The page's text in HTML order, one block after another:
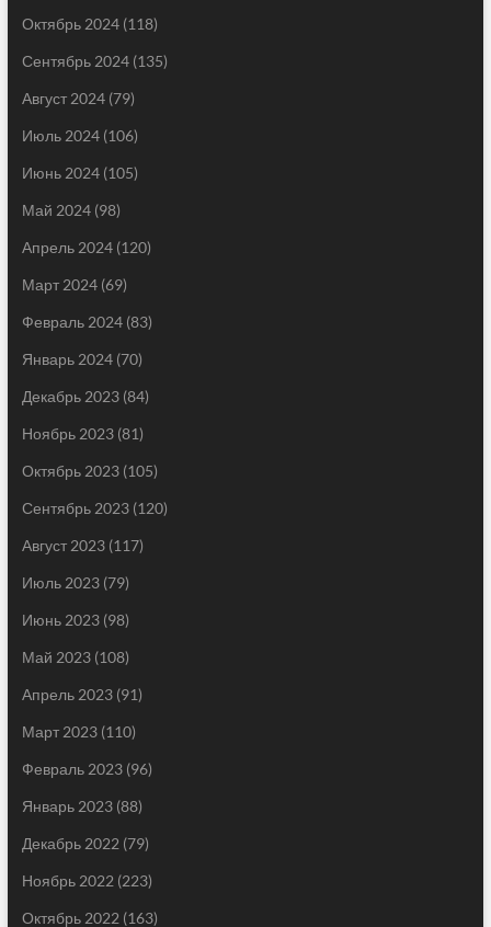
Октябрь 2024(118)
Сентябрь 2024(135)
Август 2024(79)
Июль 2024(106)
Июнь 2024(105)
Май 2024(98)
Апрель 2024(120)
Март 2024(69)
Февраль 2024(83)
Январь 2024(70)
Декабрь 2023(84)
Ноябрь 2023(81)
Октябрь 2023(105)
Сентябрь 2023(120)
Август 2023(117)
Июль 2023(79)
Июнь 2023(98)
Май 2023(108)
Апрель 2023(91)
Март 2023(110)
Февраль 2023(96)
Январь 2023(88)
Декабрь 2022 (79)
Ноябрь 2022 (223)
Октябрь 2022 (163)